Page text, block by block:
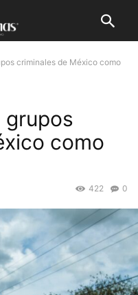
criminales de México como
grupos
como
0
422